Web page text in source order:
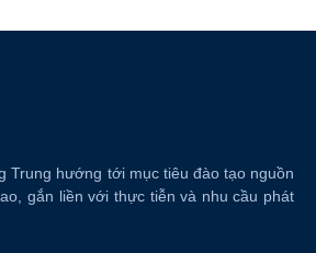
Trung hướng tới mục tiêu đào tạo nguồn
gắn liền với thực tiễn và nhu cầu phát